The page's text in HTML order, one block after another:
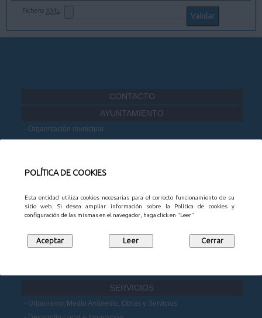
POLÍTICA DE COOKIES
Esta entidad utiliza cookies necesarias para el correcto funcionamiento de su
sitio web. Si desea ampliar información sobre la Política de cookies y
configuración de las mismas en el navegador, haga click en "Leer"
Fichero XML
CONTACTO
AYUNTAMIENTO
Organización municipal
Datos Abiertos
MUNICIPIO
Noticias
Mapa Empresarial
SERVICIOS
Urbanismo, Medio Ambiente, Obras y Servicios